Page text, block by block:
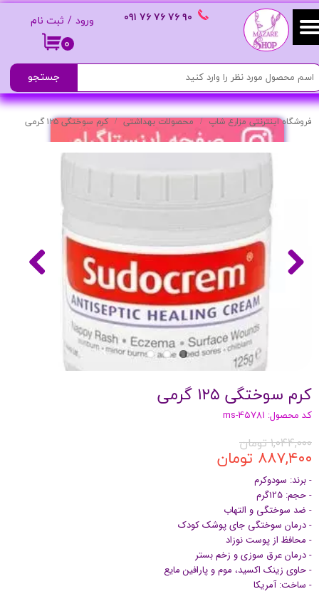
۰
ورود / ثبت نام
حساب کاربری من
تغییر گذر واژه
سفارشات
خروج از حساب کاربری
٩٠ ٧۶ ٧۶ ٧۶ ٠٩١
جستجو
فروشگاه اینترنتی مزارع شاپ محصولات بهداشتی کرم سوختگی ۱۲۵ گرمی
کرم سوختگی ۱۲۵ گرمی
کد محصول: ms-45781
۱,۰۴۴,۰۰۰ تومان
۸۸۷,۴۰۰ تومان
- برند: سودوکرم
- حجم: 125گرم
- ضد سوختگی و التهاب
- درمان سوختگی جای پوشک کودک
- محافظ از پوست نوزاد
- درمان عرق سوزی و زخم بستر
- حاوی زینک اکسید، موم و پارافین مایع
- ساخت: آمریکا